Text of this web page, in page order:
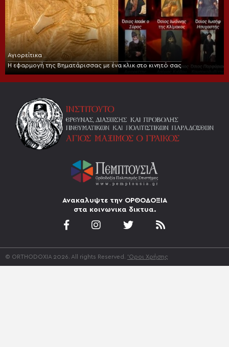
Αγιορείτικα
Η εφαρμογή της Βηματάρισσας με ένα κλικ στο κινητό σας
Ανακαλυψτε την ΟΡΘΟΔΟΞΙΑ
στα κοινωνικα δικτυα.
© ORTHODOXIA 2026. All rights Reserved. 'Οροι Χρήσης